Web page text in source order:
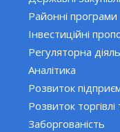
Районні програми
Інвестиційні
Регуляторна
Аналітика
Розвиток
Розвиток
Заборгованість